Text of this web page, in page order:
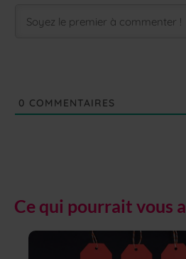
0 COMMENTAIRES
Ce qui pourrait vous